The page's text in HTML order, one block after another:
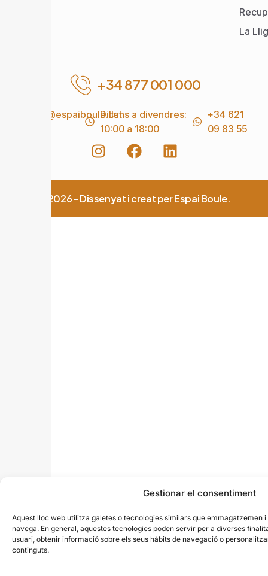
Gestionar el consentiment
Aquest lloc web utilitza galetes o tecnologies similars que emmagatzemen
navega. En general, aquestes tecnologies poden servir per a diverses
usuari, obtenir informació sobre els seus hàbits de navegació o
continguts.
La
+34 877 001 000
info@espaiboule.catDilluns a divendres:
10:00 a 18:00
+34 621
09 83 55
© 2026 - Dissenyat i creat per Espai Boule.